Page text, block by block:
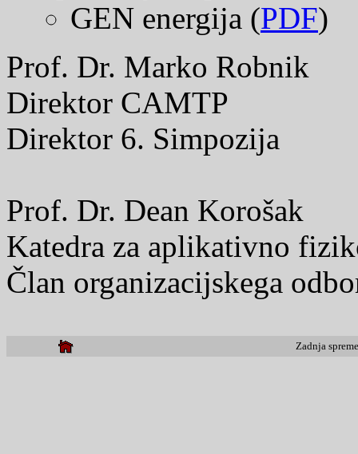
GEN energija (PDF)
Prof. Dr. Marko Robnik
Direktor CAMTP
Direktor 6. Simpozija
Prof. Dr. Dean Korošak
Katedra za aplikativno
Član organizacijskega
Zadnja